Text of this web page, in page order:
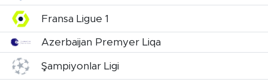
Fransa Ligue 1
Azerbaijan Premyer Liqa
Şampiyonlar Ligi